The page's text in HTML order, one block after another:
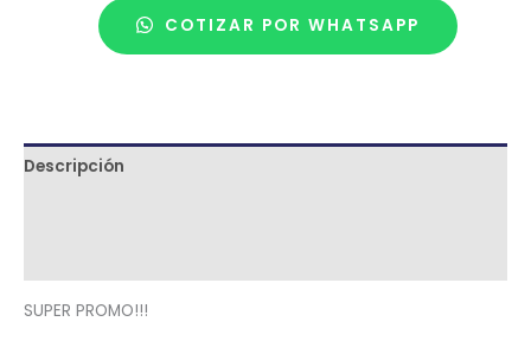
COTIZAR POR WHATSAPP
Descripción
SUPER PROMO!!!